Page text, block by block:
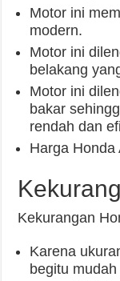
Motor ini
modern.
Motor ini
belakang
Motor ini
bakar
rendah dan
Harga Honda
Kekurangan
Karena
begitu